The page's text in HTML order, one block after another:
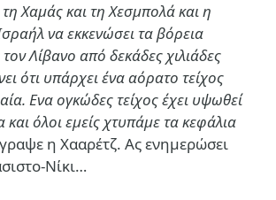
Χαμάς και τη Χεσμπολά και η
να εκκενώσει τα βόρεια
Λίβανο από δεκάδες χιλιάδες
ότι υπάρχει ένα αόρατο τείχος
Ενα ογκώδες τείχος έχει υψωθεί
όλοι εμείς χτυπάμε τα κεφάλια
η Χααρέτζ. Ας ενημερώσει
Νίκι…